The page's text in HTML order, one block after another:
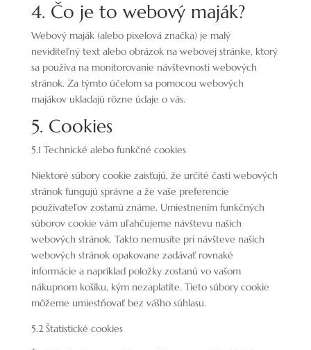
4. Čo je to webový maják?
Webový maják (alebo pixelová značka) je malý
neviditeľný text alebo obrázok na webovej stránke, ktorý
sa používa na monitorovanie návštevnosti webových
stránok. Za týmto účelom sa pomocou webových
majákov ukladajú rôzne údaje o vás.
5. Cookies
5.1 Technické alebo funkčné cookies
Niektoré súbory cookie zaisťujú, že určité časti webových
stránok fungujú správne a že vaše preferencie
používateľov zostanú známe. Umiestnením funkčných
súborov cookie vám uľahčujeme návštevu našich
webových stránok. Takto nemusíte pri návšteve našich
webových stránok opakovane zadávať rovnaké
informácie a napríklad položky zostanú vo vašom
nákupnom košíku, kým nezaplatíte. Tieto súbory cookie
môžeme umiestňovať bez vášho súhlasu.
5.2 Štatistické cookies